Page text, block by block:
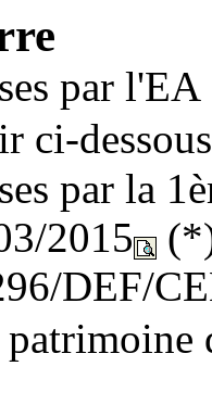
par
ci-dessous
par la
2015
DEF/